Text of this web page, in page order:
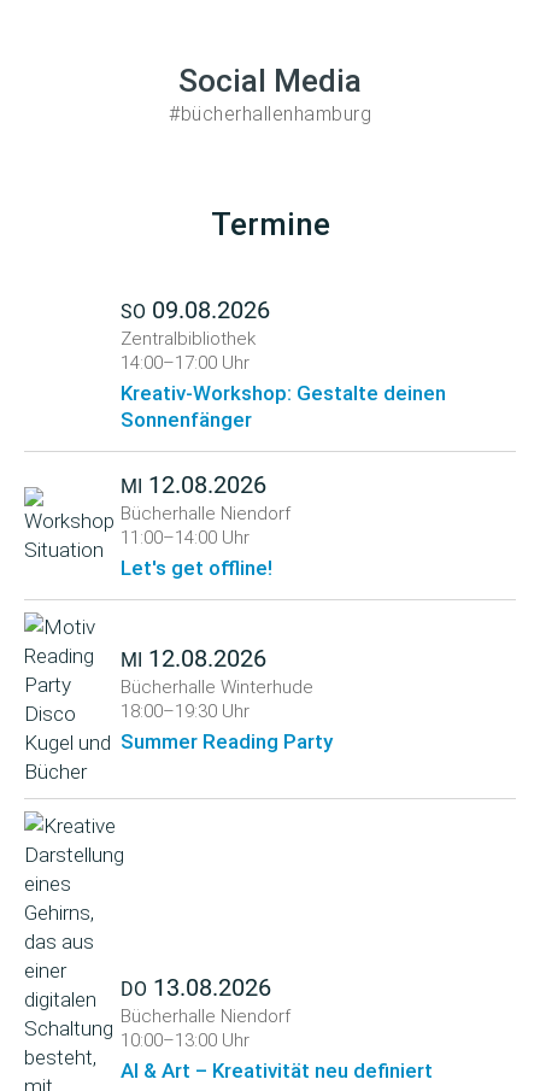
Social Media
#bücherhallenhamburg
Termine
SO 09.08.2026
Zentralbibliothek
14:00–17:00 Uhr
Kreativ-Workshop: Gestalte deinen
Sonnenfänger
MI 12.08.2026
Bücherhalle Niendorf
11:00–14:00 Uhr
Let's get offline!
MI 12.08.2026
Bücherhalle Winterhude
18:00–19:30 Uhr
Summer Reading Party
DO 13.08.2026
Bücherhalle Niendorf
10:00–13:00 Uhr
AI & Art – Kreativität neu definiert